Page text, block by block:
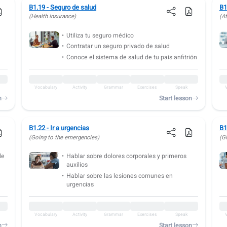
B1.19 - Seguro de salud
(Health insurance)
Utiliza tu seguro médico
Contratar un seguro privado de salud
Conoce el sistema de salud de tu país anfitrión
Vocabulary Activity Grammar Exercises Speak
Start lesson
B1.22 - Ir a urgencias
(Going to the emergencies)
Hablar sobre dolores corporales y primeros
auxilios
Hablar sobre las lesiones comunes en
urgencias
Vocabulary Activity Grammar Exercises Speak